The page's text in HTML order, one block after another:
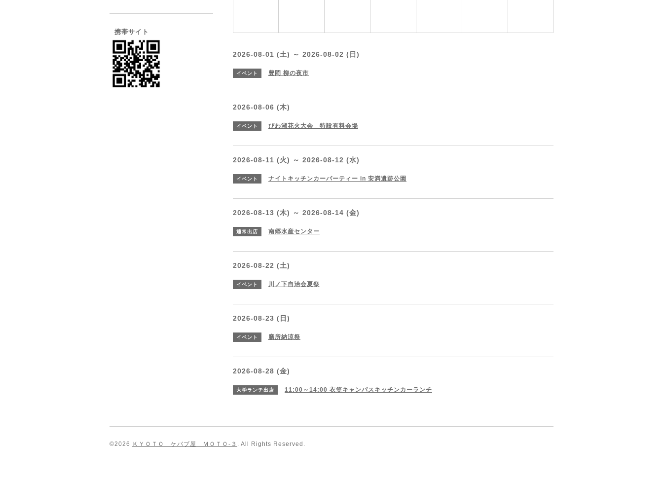
2026-08-01 (土) ～ 2026-08-02 (日)
イベント 豊岡 柳の夜市
2026-08-06 (木)
イベント びわ湖花火大会 特設有料会場
2026-08-11 (火) ～ 2026-08-12 (水)
イベント ナイトキッチンカーパーティー in 安満遺跡公園
2026-08-13 (木) ～ 2026-08-14 (金)
通常出店 南郷水産センター
2026-08-22 (土)
イベント 川ノ下自治会夏祭
2026-08-23 (日)
イベント 膳所納涼祭
2026-08-28 (金)
大学ランチ出店 11:00～14:00 衣笠キャンパスキッチンカーランチ
携帯サイト
©2026 ＫＹＯＴＯ ケバブ屋 ＭＯＴＯ-３ . All Rights Reserved.